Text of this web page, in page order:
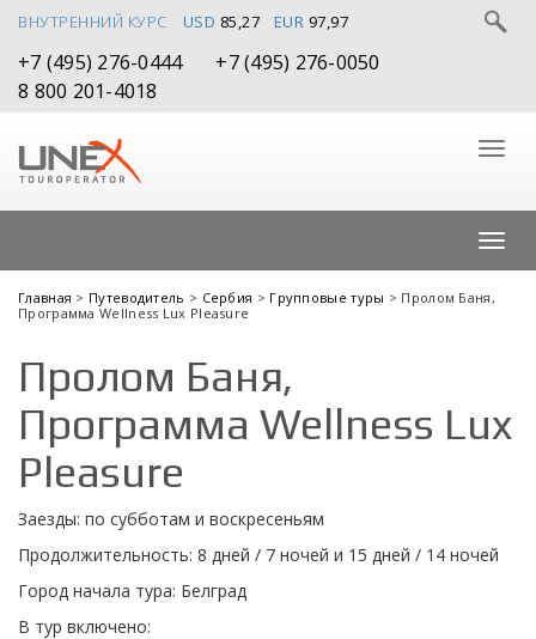
ВНУТРЕННИЙ КУРС USD 85,27 EUR 97,97
+7 (495) 276-0444
+7 (495) 276-0050
8 800 201-4018
Главная > Путеводитель > Сербия > Групповые туры > Пролом Баня,
Программа Wellness Lux Pleasure
Пролом Баня,
Программа Wellness Lux
Pleasure
Заезды: по субботам и воскресеньям
Продолжительность: 8 дней / 7 ночей и 15 дней / 14 ночей
Город начала тура: Белград
В тур включено: